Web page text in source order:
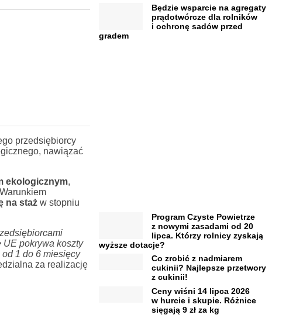
przedsiębiorcy
nawiązać
ekologicznym,
na stażw stopniu
pokrywa koszty
1 do 6 miesięcy
za realizację
Będzie wsparcie na agregaty
prądotwórcze dla rolników
i ochronę sadów przed
gradem
Program Czyste Powietrze
z nowymi zasadami od 20
lipca. Którzy rolnicy zyskają
wyższe dotacje?
Co zrobić z nadmiarem
cukinii? Najlepsze przetwory
z cukinii!
Ceny wiśni 14 lipca 2026
w hurcie i skupie. Różnice
sięgają 9 zł za kg